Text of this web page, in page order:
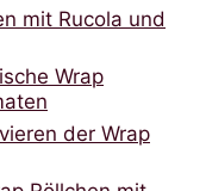
mit Rucola und
Wrap
der Wrap